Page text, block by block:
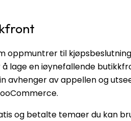
oppmuntrer til
lage en iøynefallende
avhenger av appellen og
og betalte temaer du kan